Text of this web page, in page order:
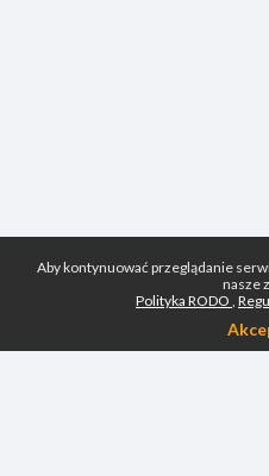
Aby kontynuować przeglądanie
nasze
Polityka RODO